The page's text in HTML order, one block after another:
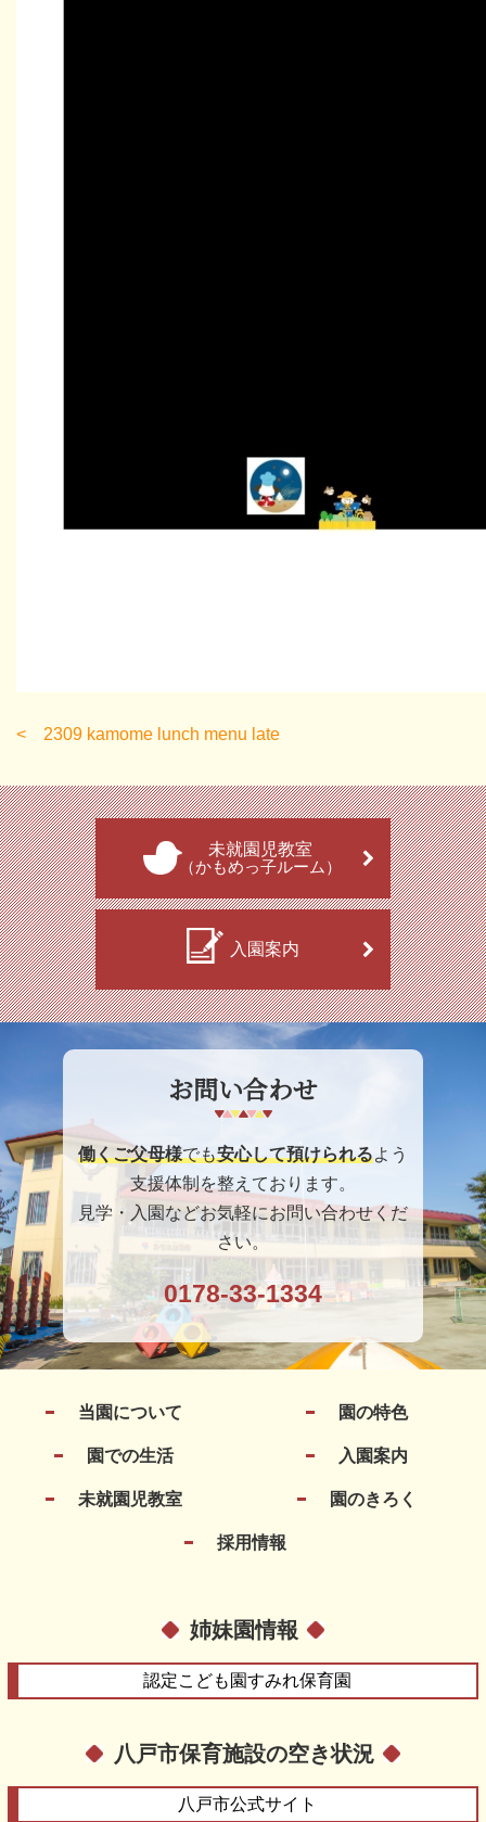
2309 kamome lunch menu late
未就園児教室
（かもめっ子ルーム）
入園案内
お問い合わせ
働くご父母様でも安心して預けられるよう
支援体制を整えております。
見学・入園などお気軽にお問い合わせくだ
さい。
0178-33-1334
当園について 園の特色
園での生活 入園案内
未就園児教室 園のきろく
採用情報
姉妹園情報
認定こども園すみれ保育園
八戸市保育施設の空き状況
八戸市公式サイト